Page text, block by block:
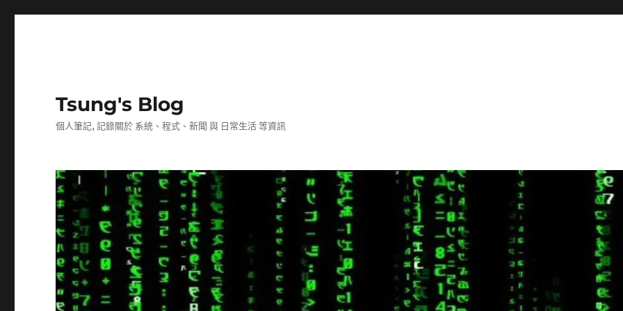
Tsung's Blog
個人筆記, 記錄關於 系統、程式、新聞 與 日常生活 等資訊